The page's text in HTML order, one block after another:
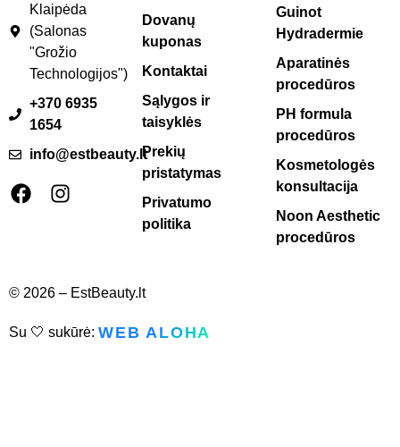
Klaipėda
(Salonas
"Grožio
Technologijos")
+370 6935
1654
info@estbeauty.lt
Dovanų
kuponas
Kontaktai
Sąlygos ir
taisyklės
Prekių
pristatymas
Privatumo
politika
Guinot
Hydradermie
Aparatinės
procedūros
PH formula
procedūros
Kosmetologės
konsultacija
Noon Aesthetic
procedūros
© 2026 – EstBeauty.lt
Su 🤍 sukūrė: WEB ALOHA